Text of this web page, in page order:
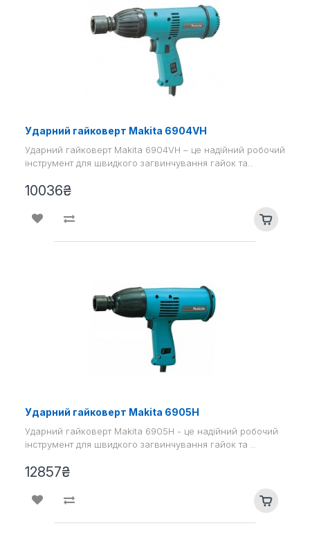
Ударний гайковерт Makita 6904VH
Ударний гайковерт Makita 6904VH – це надійний робочий
інструмент для швидкого загвинчування гайок та..
10036₴
Ударний гайковерт Makita 6905H
Ударний гайковерт Makita 6905H - це надійний робочий
інструмент для швидкого загвинчування гайок та ..
12857₴